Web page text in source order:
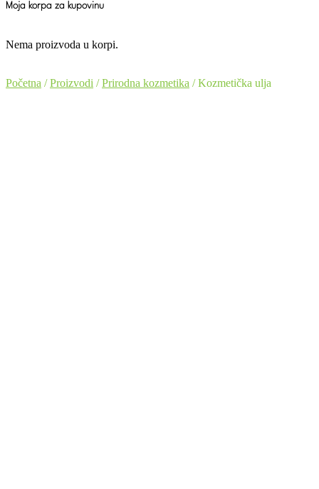
Moja korpa za kupovinu
Nema proizvoda u korpi.
Početna /Proizvodi /Prirodna kozmetika / Kozmetička ulja